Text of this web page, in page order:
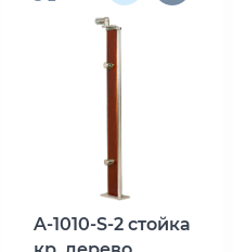
A-1010-S-2 стойка